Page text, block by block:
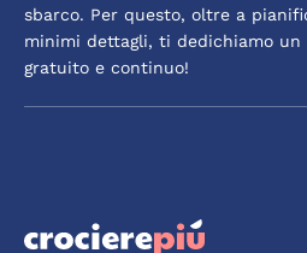
sbarco. Per questo, oltre a
minimi dettagli, ti dedichiamo un
gratuito e continuo!